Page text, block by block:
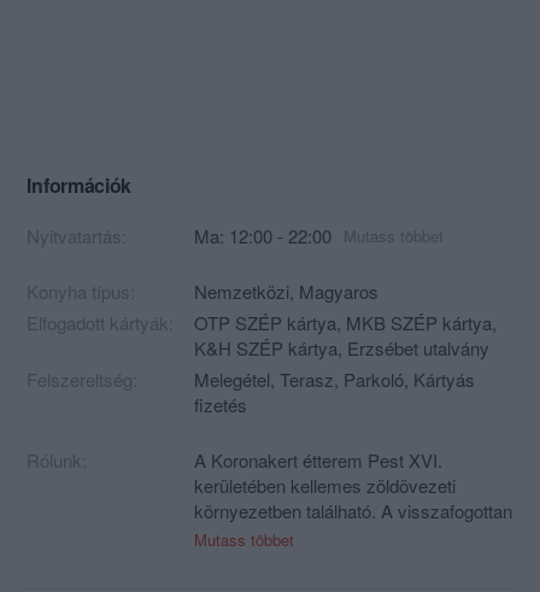
Információk
Nyitvatartás: Ma: 12:00 - 22:00 Mutass többet
Konyha típus: Nemzetközi, Magyaros
Elfogadott kártyák:
OTP SZÉP kártya, MKB SZÉP kártya,
K&H SZÉP kártya, Erzsébet utalvány
Felszereltség:
Melegétel, Terasz, Parkoló, Kártyás
fizetés
Rólunk:
A Koronakert étterem Pest XVI.
kerületében kellemes zöldövezeti
környezetben található. A visszafogottan
elegáns környezet különleges színfoltja
Mutass többet